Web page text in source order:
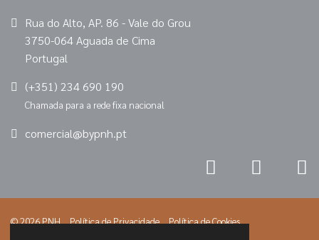
Rua do Alto, AP. 86 - Vale do Grou
3750-064 Aguada de Cima
Portugal
(+351) 234 690 190
Chamada para a rede fixa nacional
comercial@bypnh.pt
© 2026 PNH Política de Privacidade
Política de Cookies